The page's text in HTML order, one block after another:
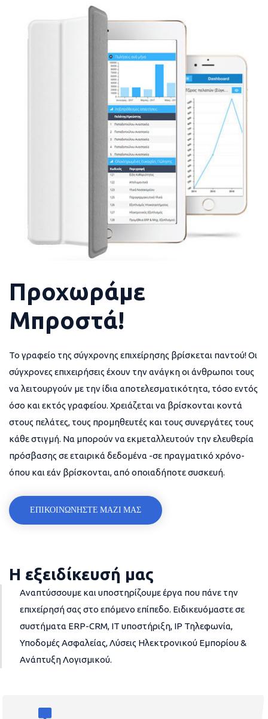
Προχωράμε
Μπροστά!
Το γραφείο της σύγχρονης επιχείρησης βρίσκεται παντού! Οι
σύγχρονες επιχειρήσεις έχουν την ανάγκη οι άνθρωποι τους
να λειτουργούν με την ίδια αποτελεσματικότητα, τόσο εντός
όσο και εκτός γραφείου. Χρειάζεται να βρίσκονται κοντά
στους πελάτες, τους προμηθευτές και τους συνεργάτες τους
κάθε στιγμή. Να μπορούν να εκμεταλλευτούν την ελευθερία
πρόσβασης σε εταιρικά δεδομένα -σε πραγματικό χρόνο-
όπου και εάν βρίσκονται, από οποιαδήποτε συσκευή.
ΕΠΙΚΟΙΝΩΝΗΣΤΕ ΜΑΖΙ ΜΑΣ
Η εξειδίκευσή μας
Αναπτύσσουμε και υποστηρίζουμε έργα που πάνε την
επιχείρησή σας στο επόμενο επίπεδο. Ειδικευόμαστε σε
συστήματα ERP-CRM, IT υποστήριξη, IP Τηλεφωνία,
Υποδομές Ασφαλείας, Λύσεις Ηλεκτρονικού Εμπορίου &
Ανάπτυξη Λογισμικού.